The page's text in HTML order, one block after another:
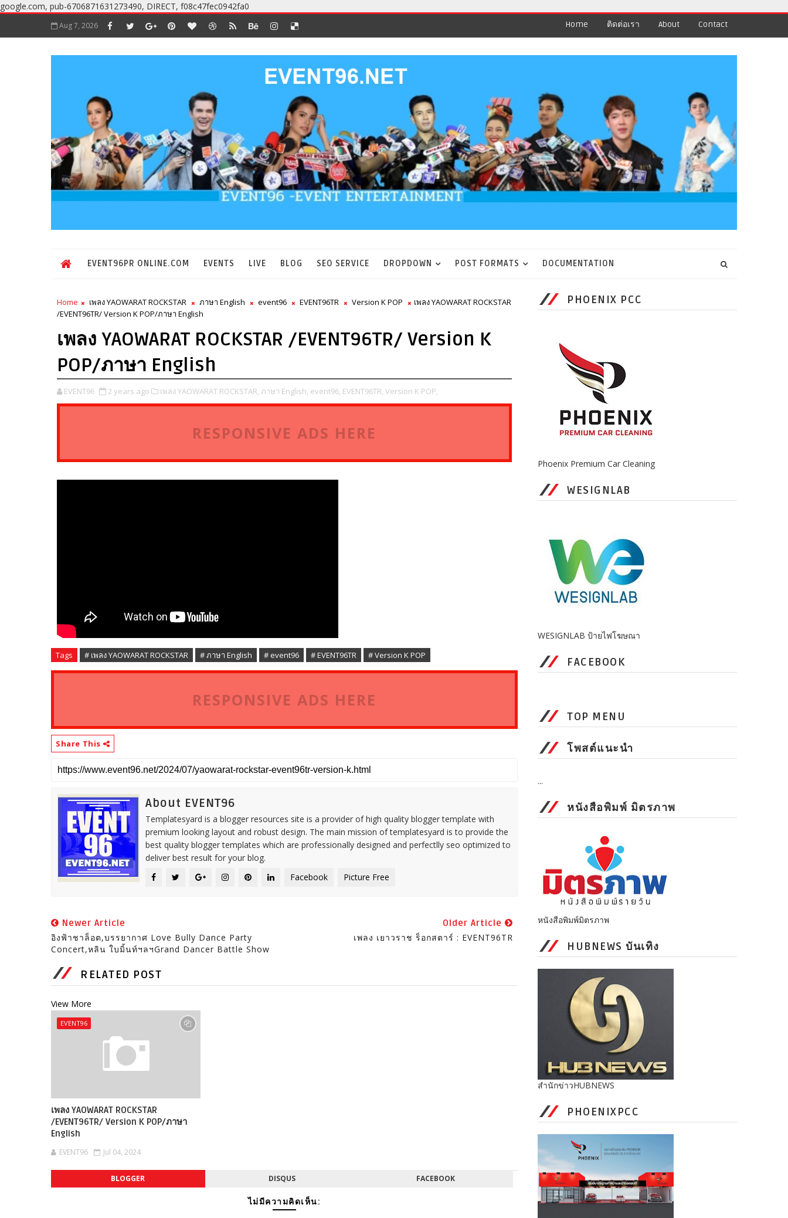
google.com, pub-6706871631273490, DIRECT, f08c47fec0942fa0
Aug 7, 2026 Home ติดต่อเรา About Contact
EVENT96PR ONLINE.COM EVENTS LIVE BLOG SEO SERVICE DROPDOWN POST FORMATS DOCUMENTATION
Home เพลง YAOWARAT ROCKSTAR ภาษา English event96 EVENT96TR Version K POP
เพลง YAOWARAT ROCKSTAR
/EVENT96TR/ Version K POP/ภาษา English
เพลง YAOWARAT ROCKSTAR /EVENT96TR/ Version K
POP/ภาษา English
EVENT96 2 years ago เพลง YAOWARAT ROCKSTAR, ภาษา English, event96, EVENT96TR, Version K POP,
RESPONSIVE ADS HERE
Tags # เพลง YAOWARAT ROCKSTAR # ภาษา English # event96 # EVENT96TR # Version K POP
RESPONSIVE ADS HERE
Share This
About EVENT96
Templatesyard is a blogger resources site is a provider of high quality blogger template with
premium looking layout and robust design. The main mission of templatesyard is to provide the
best quality blogger templates which are professionally designed and perfectlly seo optimized to
deliver best result for your blog.
Facebook
Picture Free
Newer Article
อิงฟ้าชาล็อต,บรรยากาศ Love Bully Dance Party
Concert,หลิน ใบมิ้นท์ฯลฯGrand Dancer Battle Show
Older Article
เพลง เยาวราช ร็อกสตาร์ : EVENT96TR
RELATED POST
View More
EVENT96
เพลง YAOWARAT ROCKSTAR
/EVENT96TR/ Version K POP/ภาษา
English
EVENT96 Jul 04, 2024
BLOGGER DISQUS FACEBOOK
ไม่มีความคิดเห็น:
PHOENIX PCC
Phoenix Premium Car Cleaning
WESIGNLAB
WESIGNLAB ป้ายไฟโฆษณา
FACEBOOK
TOP MENU
โพสต์แนะนำ
...
หนังสือพิมพ์ มิตรภาพ
หนังสือพิมพ์มิตรภาพ
HUBNEWS บันเทิง
สำนักข่าวHUBNEWS
PHOENIXPCC